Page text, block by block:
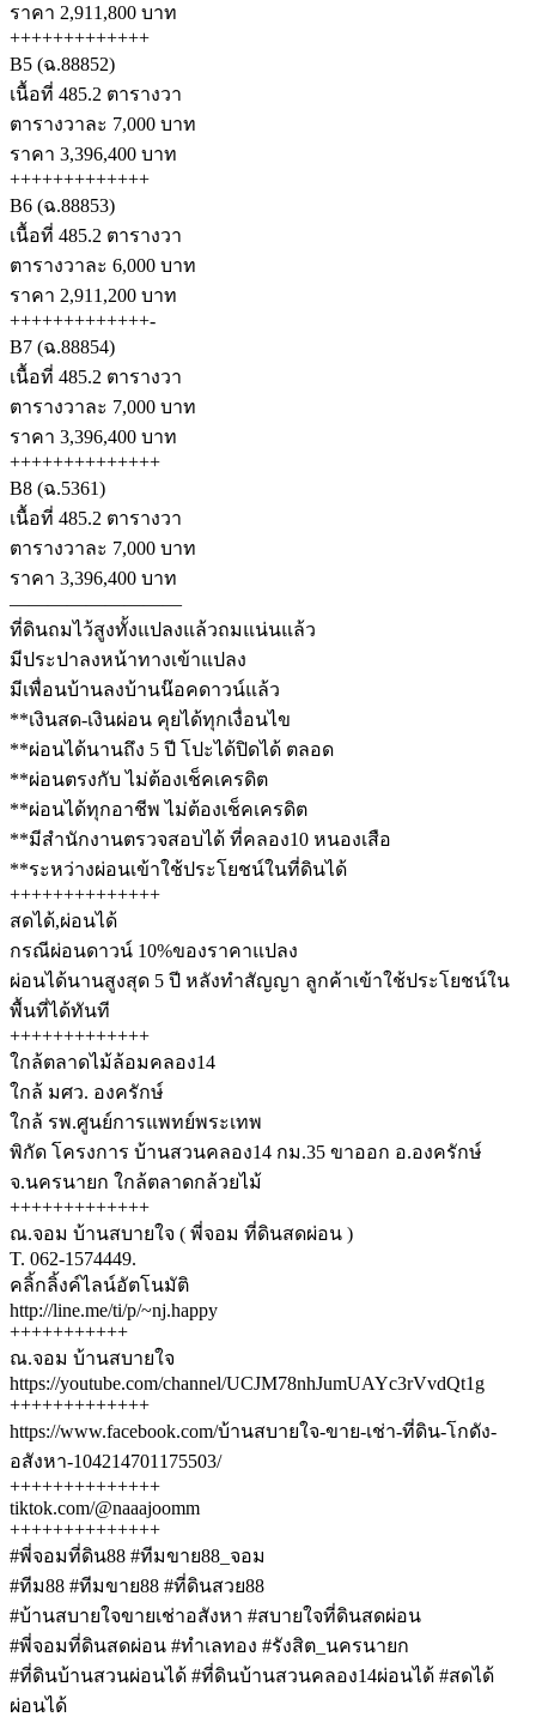
ราคา 2,911,800 บาท
+++++++++++++
B5 (ฉ.88852)
เนื้อที่ 485.2 ตารางวา
ตารางวาละ 7,000 บาท
ราคา 3,396,400 บาท
+++++++++++++
B6 (ฉ.88853)
เนื้อที่ 485.2 ตารางวา
ตารางวาละ 6,000 บาท
ราคา 2,911,200 บาท
+++++++++++++-
B7 (ฉ.88854)
เนื้อที่ 485.2 ตารางวา
ตารางวาละ 7,000 บาท
ราคา 3,396,400 บาท
++++++++++++++
B8 (ฉ.5361)
เนื้อที่ 485.2 ตารางวา
ตารางวาละ 7,000 บาท
ราคา 3,396,400 บาท
—————————
ที่ดินถมไว้สูงทั้งแปลงแล้วถมแน่นแล้ว
มีประปาลงหน้าทางเข้าแปลง
มีเพื่อนบ้านลงบ้านน๊อคดาวน์แล้ว
**เงินสด-เงินผ่อน คุยได้ทุกเงื่อนไข
**ผ่อนได้นานถึง 5 ปี โปะได้ปิดได้ ตลอด
**ผ่อนตรงกับ ไม่ต้องเช็คเครดิต
**ผ่อนได้ทุกอาชีพ ไม่ต้องเช็คเครดิต
**มีสำนักงานตรวจสอบได้ ที่คลอง10 หนองเสือ
**ระหว่างผ่อนเข้าใช้ประโยชน์ในที่ดินได้
++++++++++++++
สดได้,ผ่อนได้
กรณีผ่อนดาวน์ 10%ของราคาแปลง
ผ่อนได้นานสูงสุด 5 ปี หลังทำสัญญา ลูกค้าเข้าใช้ประโยชน์ใน
พื้นที่ได้ทันที
+++++++++++++
ใกล้ตลาดไม้ล้อมคลอง14
ใกล้ มศว. องครักษ์
ใกล้ รพ.ศูนย์การแพทย์พระเทพ
พิกัด โครงการ บ้านสวนคลอง14 กม.35 ขาออก อ.องครักษ์
จ.นครนายก ใกล้ตลาดกล้วยไม้
+++++++++++++
ณ.จอม บ้านสบายใจ ( พี่จอม ที่ดินสดผ่อน )
T. 062-1574449.
คลิ้กลิ้งค์ไลน์อัตโนมัติ
http://line.me/ti/p/~nj.happy
+++++++++++
ณ.จอม บ้านสบายใจ
https://youtube.com/channel/UCJM78nhJumUAYc3rVvdQt1g
+++++++++++++
https://www.facebook.com/บ้านสบายใจ-ขาย-เช่า-ที่ดิน-โกดัง-
อสังหา-104214701175503/
++++++++++++++
tiktok.com/@naaajoomm
++++++++++++++
#พี่จอมที่ดิน88 #ทีมขาย88_จอม
#ทีม88 #ทีมขาย88 #ที่ดินสวย88
#บ้านสบายใจขายเช่าอสังหา #สบายใจที่ดินสดผ่อน
#พี่จอมที่ดินสดผ่อน #ทำเลทอง #รังสิต_นครนายก
#ที่ดินบ้านสวนผ่อนได้ #ที่ดินบ้านสวนคลอง14ผ่อนได้ #สดได้
ผ่อนได้